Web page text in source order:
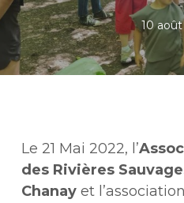
10
Le 21 Mai 2022, l’
des Rivières
Chanayet l’association